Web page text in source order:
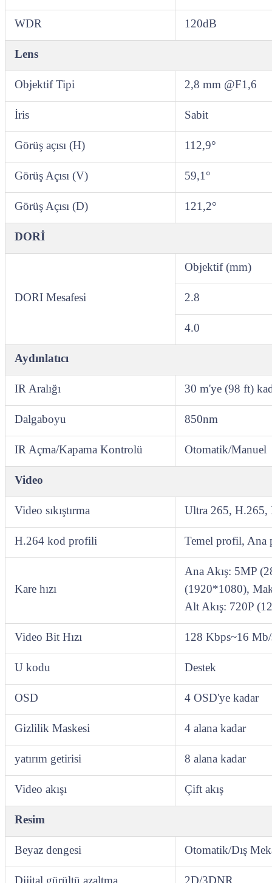
WDR 120dB
Lens
Objektif Tipi 2,8 mm @F1,6
İris Sabit
Görüş açısı (H) 112,9°
Görüş Açısı (V) 59,1°
Görüş Açısı (D) 121,2°
DORİ
DORI Mesafesi
Objektif (mm)
2.8
4.0
Aydınlatıcı
IR Aralığı 30 m'ye (98 ft)
Dalgaboyu 850nm
IR Açma/Kapama Kontrolü Otomatik/Manuel
Video
Video sıkıştırma Ultra 265, H.265,
H.264 kod profili Temel profil,
Kare hızı
Ana Akış: 5MP
(1920*1080),
Alt Akış: 720P
Video Bit Hızı 128 Kbps~16
U kodu Destek
OSD 4 OSD'ye kadar
Gizlilik Maskesi 4 alana kadar
yatırım getirisi 8 alana kadar
Video akışı Çift akış
Resim
Beyaz dengesi Otomatik/Dış
Dijital gürültü azaltma 2D/3DNR